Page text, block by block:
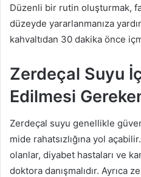
Düzenli bir rutin oluşturmak,
düzeyde yararlanmanıza
kahvaltıdan 30 dakika önce
Zerdeçal Suyu
Edilmesi
Zerdeçal suyu genellikle
mide rahatsızlığına yol
olanlar, diyabet hastaları ve
doktora danışmalıdır. Ayrıca